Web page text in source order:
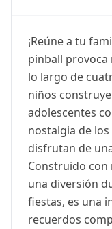
¡Reúne a tu
pinball provoca
lo largo de
niños
adolescentes
nostalgia de
disfrutan de
Construido con
una diversión
fiestas, es una
recuerdos